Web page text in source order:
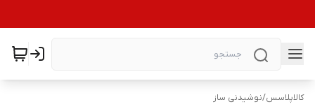
کالاپلاسس/نوشیدنی ساز